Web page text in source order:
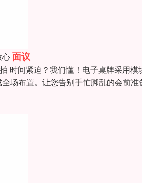
心面议
时间紧迫？我们懂！电子桌牌采用
场布置。让您告别手忙脚乱的会前